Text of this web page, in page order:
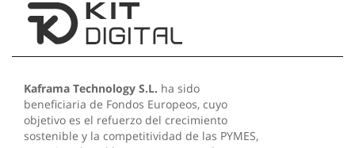
Kaframa Technology S.L. ha sido
beneficiaria de Fondos Europeos, cuyo
objetivo es el refuerzo del crecimiento
sostenible y la competitividad de las PYMES,